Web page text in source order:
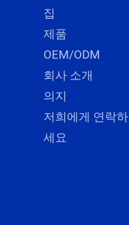
집
제품
OEM/ODM
회사 소개
의지
저희에게 연락하
세요